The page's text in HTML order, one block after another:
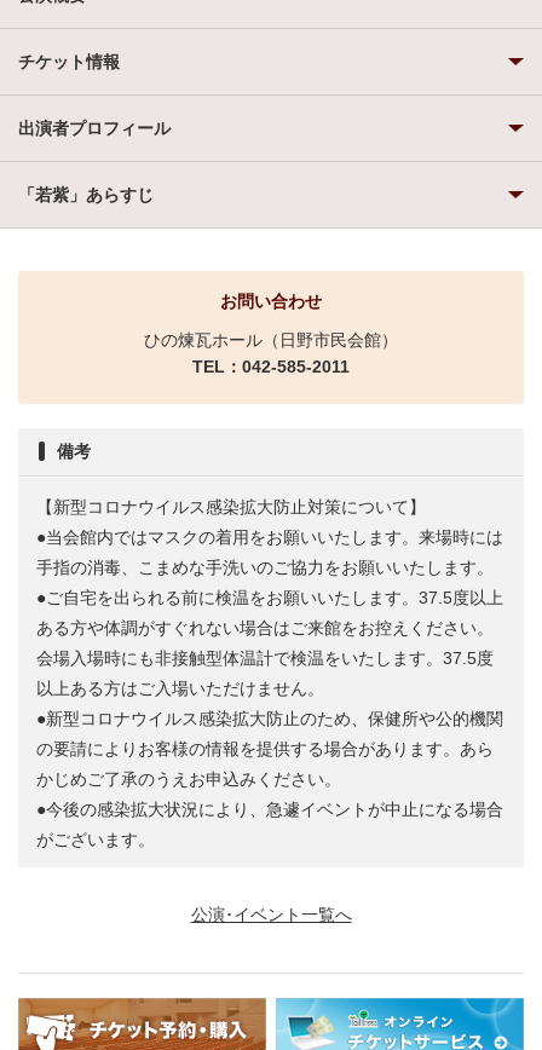
チケット情報
出演者プロフィール
「若紫」あらすじ
お問い合わせ
ひの煉瓦ホール（日野市民会館）
TEL：042-585-2011
備考
【新型コロナウイルス感染拡大防止対策について】
●当会館内ではマスクの着用をお願いいたします。来場時には
手指の消毒、こまめな手洗いのご協力をお願いいたします。
●ご自宅を出られる前に検温をお願いいたします。37.5度以上
ある方や体調がすぐれない場合はご来館をお控えください。
会場入場時にも非接触型体温計で検温をいたします。37.5度
以上ある方はご入場いただけません。
●新型コロナウイルス感染拡大防止のため、保健所や公的機関
の要請によりお客様の情報を提供する場合があります。あら
かじめご了承のうえお申込みください。
●今後の感染拡大状況により、急遽イベントが中止になる場合
がございます。
公演･イベント一覧へ